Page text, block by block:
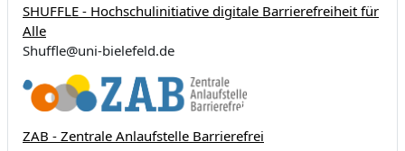
SHUFFLE - Hochschulinitiative digitale Barrierefreiheit für
Alle
Shuffle@uni-bielefeld.de
ZAB - Zentrale Anlaufstelle Barrierefrei